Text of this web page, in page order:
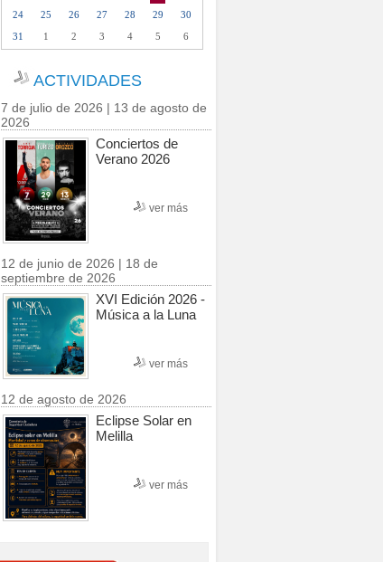
24
25 26 27 28 29
30
31
1 2 3 4 5 6
ACTIVIDADES
7 de julio de 2026 | 13 de agosto de
2026
Conciertos de
Verano 2026
ver más
12 de junio de 2026 | 18 de
septiembre de 2026
XVI Edición 2026 -
Música a la Luna
ver más
12 de agosto de 2026
Eclipse Solar en
Melilla
ver más